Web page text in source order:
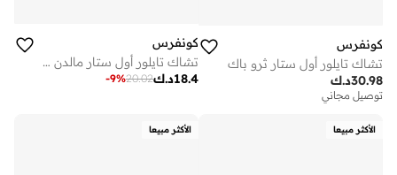
كونفرس
تشاك تايلور أول ستار ثرو باك
د.ك30.98
توصيل مجاني
كونفرس
تشاك تايلور أول ستار مالدن ستريت سلايب أون
د.ك18.4
20.02
-9%
الأكثر مبيعا الأكثر مبيعا